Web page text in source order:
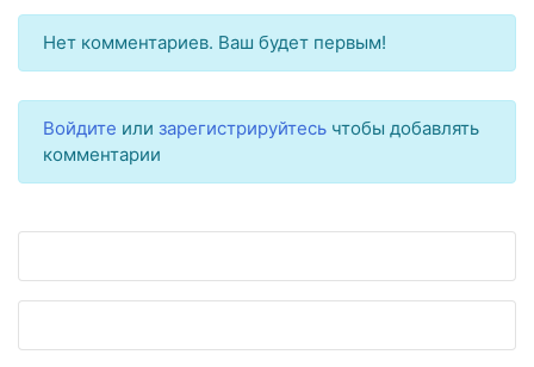
Нет комментариев. Ваш будет первым!
Войдите или зарегистрируйтесь чтобы добавлять
комментарии